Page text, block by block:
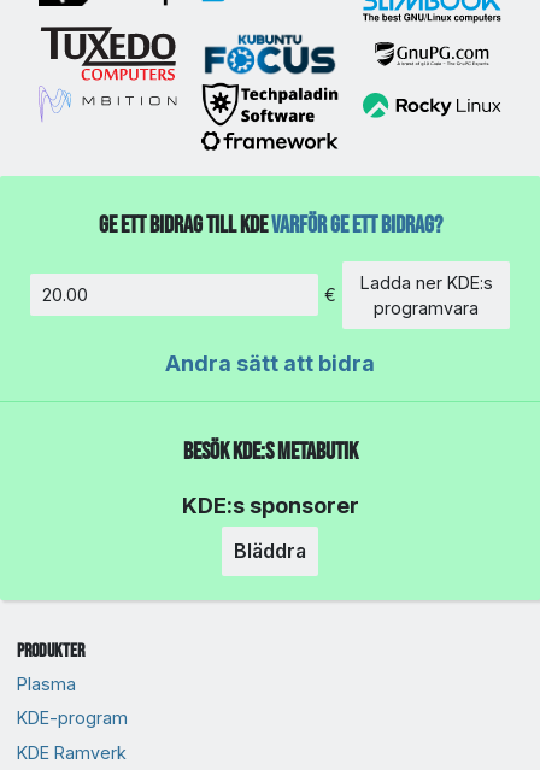
Ge ett bidrag till KDEVarför ge ett bidrag?
€
Ladda ner KDE:s
programvara
Andra sätt att bidra
Besök KDE:s metabutik
KDE:s sponsorer
Bläddra
Produkter
Plasma
KDE-program
KDE Ramverk